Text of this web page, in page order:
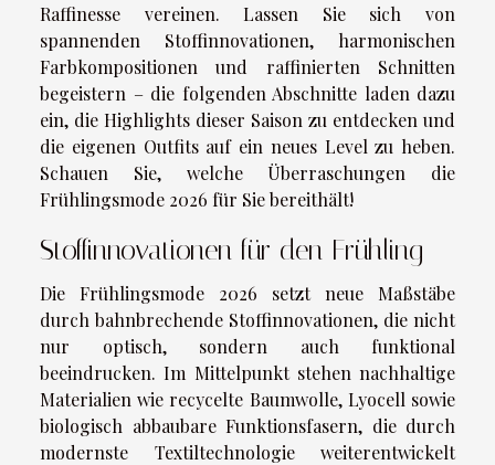
Raffinesse vereinen. Lassen Sie sich von
spannenden Stoffinnovationen, harmonischen
Farbkompositionen und raffinierten Schnitten
begeistern – die folgenden Abschnitte laden dazu
ein, die Highlights dieser Saison zu entdecken und
die eigenen Outfits auf ein neues Level zu heben.
Schauen Sie, welche Überraschungen die
Frühlingsmode 2026 für Sie bereithält!
Stoffinnovationen für den Frühling
Die Frühlingsmode 2026 setzt neue Maßstäbe
durch bahnbrechende Stoffinnovationen, die nicht
nur optisch, sondern auch funktional
beeindrucken. Im Mittelpunkt stehen nachhaltige
Materialien wie recycelte Baumwolle, Lyocell sowie
biologisch abbaubare Funktionsfasern, die durch
modernste Textiltechnologie weiterentwickelt